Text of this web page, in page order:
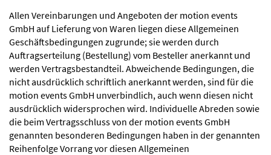
Allen Vereinbarungen und Angeboten der motion events
GmbH auf Lieferung von Waren liegen diese Allgemeinen
Geschäftsbedingungen zugrunde; sie werden durch
Auftragserteilung (Bestellung) vom Besteller anerkannt und
werden Vertragsbestandteil. Abweichende Bedingungen, die
nicht ausdrücklich schriftlich anerkannt werden, sind für die
motion events GmbH unverbindlich, auch wenn diesen nicht
ausdrücklich widersprochen wird. Individuelle Abreden sowie
die beim Vertragsschluss von der motion events GmbH
genannten besonderen Bedingungen haben in der genannten
Reihenfolge Vorrang vor diesen Allgemeinen